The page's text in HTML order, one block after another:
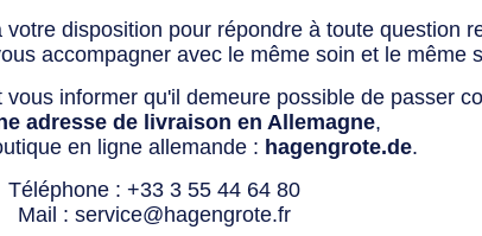
disposition pour répondre à toute question
accompagner avec le même soin et le même
informer qu'il demeure possible de passer
adresse de livraison en Allemagne,
en ligne allemande : hagengrote.de.
Téléphone : +33 3 55 44 64 80
Mail : service@hagengrote.fr